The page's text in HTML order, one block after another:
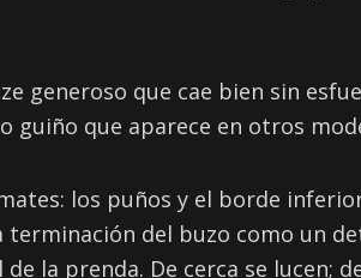
generoso que cae bien sin
que aparece en otros
los puños y el borde
del buzo como un
la prenda. De cerca se lucen;